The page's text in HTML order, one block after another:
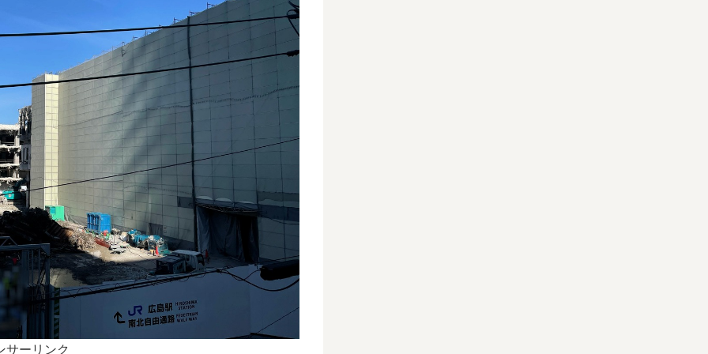
サーリンク